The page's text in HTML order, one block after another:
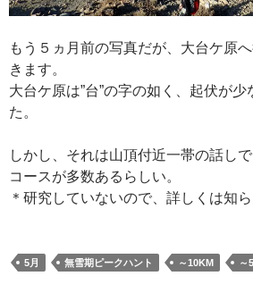
もう５ヵ月前の写真だが、大台ケ原
きます。
大台ケ原は”台”の字の如く、起伏が
た。
しかし、それは山頂付近一帯の話し
コースが多数あるらしい。
＊研究していないので、詳しくは知
5月 無雪期ピークハント ～10KM ～